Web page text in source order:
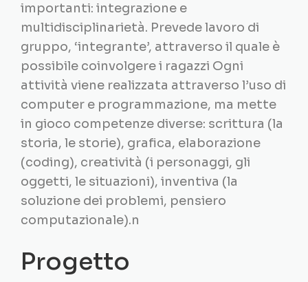
importanti: integrazione e
multidisciplinarietà. Prevede lavoro di
gruppo, ‘integrante’, attraverso il quale è
possibile coinvolgere i ragazzi Ogni
attività viene realizzata attraverso l’uso di
computer e programmazione, ma mette
in gioco competenze diverse: scrittura (la
storia, le storie), grafica, elaborazione
(coding), creatività (i personaggi, gli
oggetti, le situazioni), inventiva (la
soluzione dei problemi, pensiero
computazionale).n
Progetto